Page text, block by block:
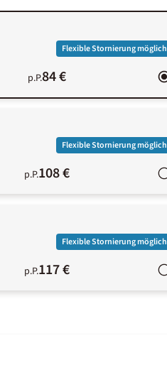
Flexible Stornierung möglich
p.P.84 €
Flexible Stornierung möglich
p.P.108 €
Flexible Stornierung möglich
p.P.117 €